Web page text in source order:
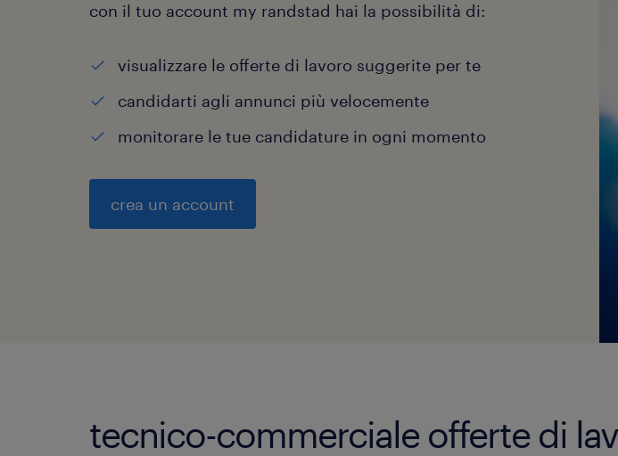
con il tuo account my randstad hai la possibilità di:
visualizzare le offerte di lavoro suggerite per te
candidarti agli annunci più velocemente
monitorare le tue candidature in ogni momento
crea un account
tecnico-commerciale offerte di